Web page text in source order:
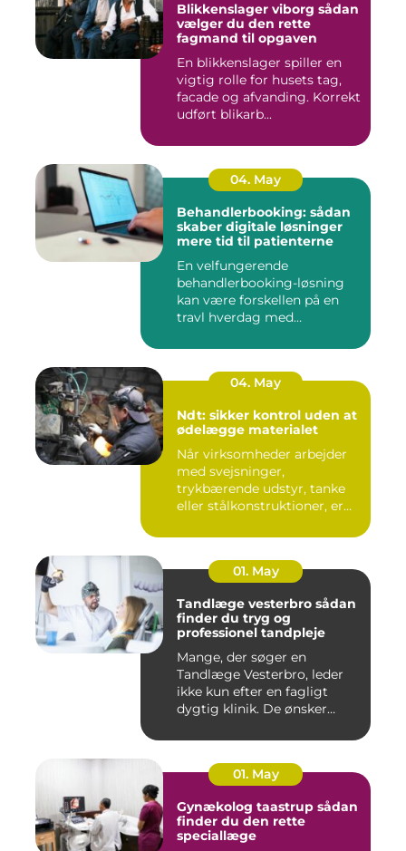
Blikkenslager viborg sådan
vælger du den rette
fagmand til opgaven
En blikkenslager spiller en
vigtig rolle for husets tag,
facade og afvanding. Korrekt
udført blikarb...
04. May
Behandlerbooking: sådan
skaber digitale løsninger
mere tid til patienterne
En velfungerende
behandlerbooking-løsning
kan være forskellen på en
travl hverdag med
04. May
Ndt: sikker kontrol uden at
ødelægge materialet
Når virksomheder arbejder
med svejsninger,
trykbærende udstyr, tanke
eller stålkonstruktioner, er
01. May
Tandlæge vesterbro sådan
finder du tryg og
professionel tandpleje
Mange, der søger en
Tandlæge Vesterbro, leder
ikke kun efter en fagligt
dygtig klinik. De ønsker
01. May
Gynækolog taastrup sådan
finder du den rette
speciallæge